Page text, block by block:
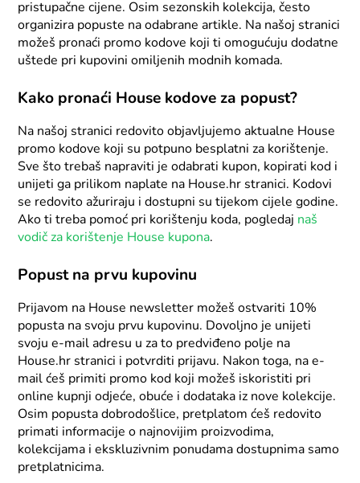
pristupačne cijene. Osim sezonskih kolekcija, često
organizira popuste na odabrane artikle. Na našoj stranici
možeš pronaći promo kodove koji ti omogućuju dodatne
uštede pri kupovini omiljenih modnih komada.
Kako pronaći House kodove za popust?
Na našoj stranici redovito objavljujemo aktualne House
promo kodove koji su potpuno besplatni za korištenje.
Sve što trebaš napraviti je odabrati kupon, kopirati kod i
unijeti ga prilikom naplate na House.hr stranici. Kodovi
se redovito ažuriraju i dostupni su tijekom cijele godine.
Ako ti treba pomoć pri korištenju koda, pogledaj naš
vodič za korištenje House kupona.
Popust na prvu kupovinu
Prijavom na House newsletter možeš ostvariti 10%
popusta na svoju prvu kupovinu. Dovoljno je unijeti
svoju e-mail adresu u za to predviđeno polje na
House.hr stranici i potvrditi prijavu. Nakon toga, na e-
mail ćeš primiti promo kod koji možeš iskoristiti pri
online kupnji odjeće, obuće i dodataka iz nove kolekcije.
Osim popusta dobrodošlice, pretplatom ćeš redovito
primati informacije o najnovijim proizvodima,
kolekcijama i ekskluzivnim ponudama dostupnima samo
pretplatnicima.